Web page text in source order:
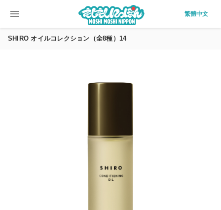
menu 繁體中文
SHIRO オイルコレクション（全8種）14